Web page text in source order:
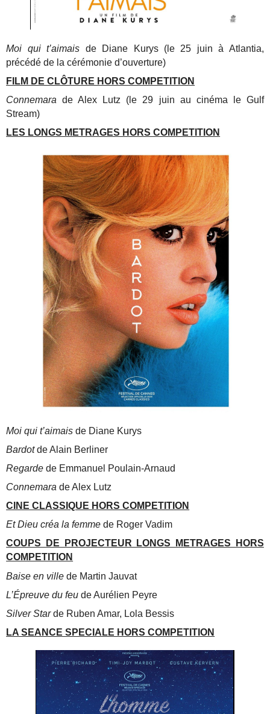
Moi qui t’aimais de Diane Kurys (le 25 juin à Atlantia,
précédé de la cérémonie d’ouverture)
FILM DE CLÔTURE HORS COMPETITION
Connemara de Alex Lutz (le 29 juin au cinéma le Gulf
Stream)
LES LONGS METRAGES HORS COMPETITION
Moi qui t’aimais de Diane Kurys
Bardotde Alain Berliner
Regarde de Emmanuel Poulain-Arnaud
Connemara de Alex Lutz
CINE CLASSIQUE HORS COMPETITION
Et Dieu créa la femmede Roger Vadim
COUPS DE PROJECTEUR LONGS METRAGES HORS
COMPETITION
Baise en ville de Martin Jauvat
L’Épreuve du feude Aurélien Peyre
Silver Starde Ruben Amar, Lola Bessis
LA SEANCE SPECIALE HORS COMPETITION